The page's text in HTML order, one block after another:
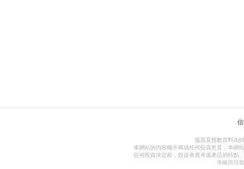
股票及指數資料由
本網站的內容概不構成任何投資意見，本網
任何投資決定前，投資者應考慮產品的特點
準確而可